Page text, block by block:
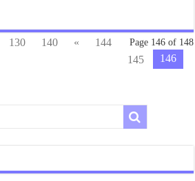
Page 146 of 148
130 140 «
144
145
146